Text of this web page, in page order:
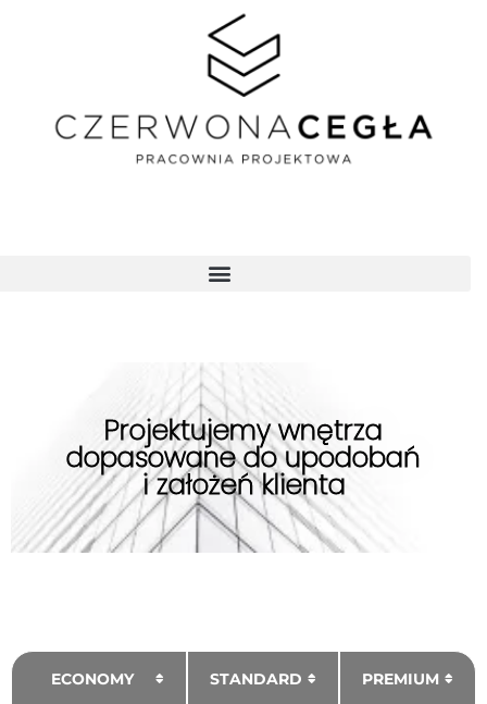
Projektujemy wnętrza
dopasowane do upodobań
i założeń klienta
ECONOMY STANDARD PREMIUM